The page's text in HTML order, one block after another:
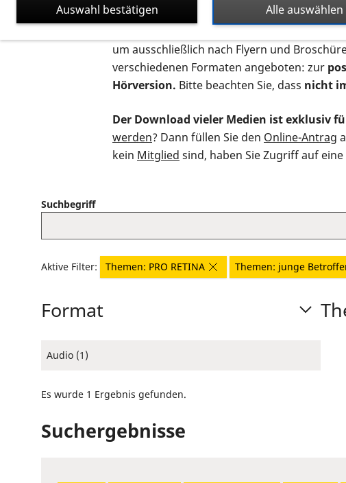
Auf dieser Seite finden Sie sämtliches
um ausschließlich nach Flyern und
verschiedenen Formaten angeboten: zur
Hörversion. Bitte beachten Sie, dass nicht
Der Download vieler Medien ist exklusiv
werden? Dann füllen Sie den Online-Antrag
kein Mitglied sind, haben Sie Zugriff auf
Suchbegriff
Aktive Filter: Themen: PRO RETINA Themen: junge
Format
Audio (1)
Es wurde 1 Ergebnis gefunden.
Suchergebnisse
Alle auswählen
Auswahl bestätigen